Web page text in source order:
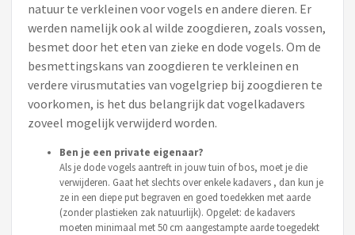
natuur te verkleinen voor vogels en andere dieren. Er
werden namelijk ook al wilde zoogdieren, zoals vossen,
besmet door het eten van zieke en dode vogels. Om de
besmettingskans van zoogdieren te verkleinen en
verdere virusmutaties van vogelgriep bij zoogdieren te
voorkomen, is het dus belangrijk dat vogelkadavers
zoveel mogelijk verwijderd worden.
Ben je een private eigenaar?
Als je dode vogels aantreft in jouw tuin of bos, moet je die
verwijderen. Gaat het slechts over enkele kadavers , dan kun je
ze in een diepe put begraven en goed toedekken met aarde
(zonder plastieken zak natuurlijk). Opgelet: de kadavers
moeten minimaal met 50 cm aangestampte aarde toegedekt